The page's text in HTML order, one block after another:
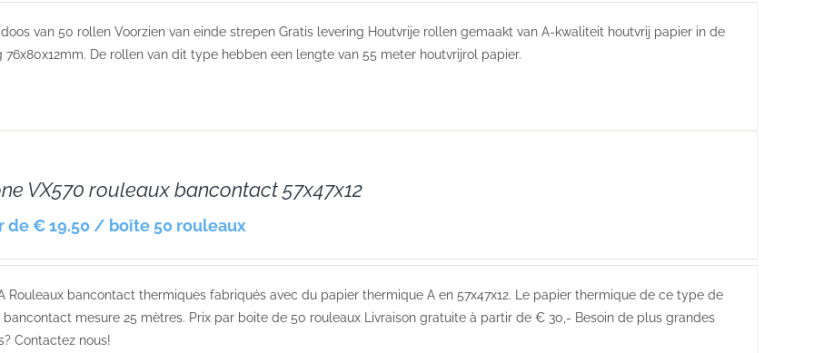
doos van 50 rollen Voorzien van einde strepen Gratis levering Houtvrije rollen gemaakt van A-kwaliteit houtvrij papier in de
76x80x12mm. De rollen van dit type hebben een lengte van 55 meter houtvrijrol papier.
VX570 rouleaux bancontact 57x47x12
de € 19.50 / boîte 50 rouleaux
Rouleaux bancontact thermiques fabriqués avec du papier thermique A en 57x47x12. Le papier thermique de ce type de
bancontact mesure 25 mètres. Prix par boite de 50 rouleaux Livraison gratuite à partir de € 30,- Besoin de plus grandes
Contactez nous!